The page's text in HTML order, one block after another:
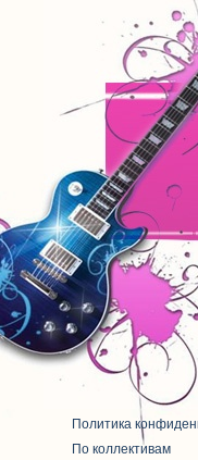
Политика
По коллективам